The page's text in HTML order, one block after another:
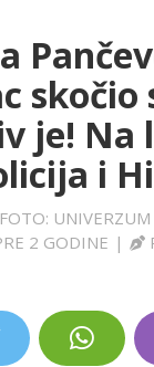
skočio
je! Na
i
2 GODINE |